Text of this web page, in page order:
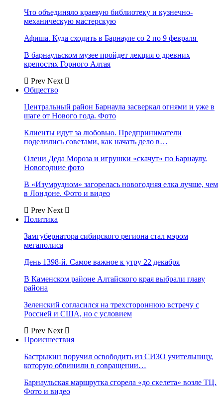
Что объединяло краевую библиотеку и кузнечно-
механическую мастерскую
Афиша. Куда сходить в Барнауле со 2 по 9 февраля
В барнаульском музее пройдет лекция о древних
крепостях Горного Алтая
Prev Next
Общество
Центральный район Барнаула засверкал огнями и уже в
шаге от Нового года. Фото
Клиенты идут за любовью. Предприниматели
поделились советами, как начать дело в…
Олени Деда Мороза и игрушки «скачут» по Барнаулу.
Новогодние фото
В «Изумрудном» загорелась новогодняя елка лучше, чем
в Лондоне. Фото и видео
Prev Next
Политика
Замгубернатора сибирского региона стал мэром
мегаполиса
День 1398-й. Самое важное к утру 22 декабря
В Каменском районе Алтайского края выбрали главу
района
Зеленский согласился на трехстороннюю встречу с
Россией и США, но с условием
Prev Next
Происшествия
Бастрыкин поручил освободить из СИЗО учительницу,
которую обвинили в совращении…
Барнаульская маршрутка сгорела «до скелета» возле ТЦ.
Фото и видео